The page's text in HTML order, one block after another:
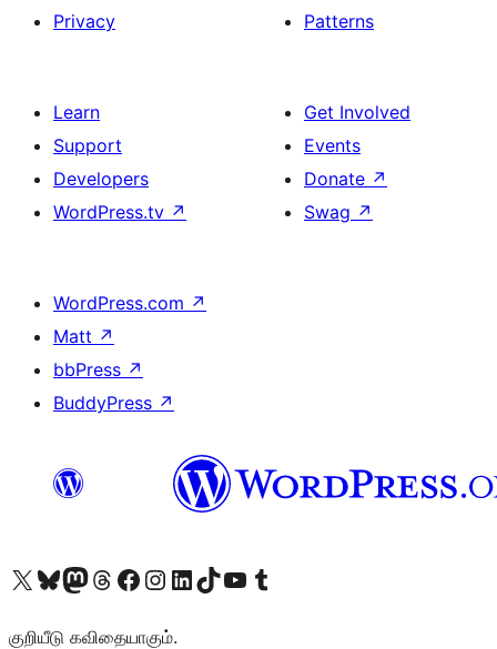
Privacy
Patterns
Learn
Support
Developers
WordPress.tv ↗
Get Involved
Events
Donate ↗
Swag ↗
WordPress.com ↗
Matt ↗
bbPress ↗
BuddyPress ↗
Visit our X (formerly Twitter) account
Visit our Bluesky account
Visit our Mastodon account
Visit our Threads account
Visit our Facebook page
Visit our Instagram account
Visit our LinkedIn account
Visit our TikTok account
Visit our YouTube channel
Visit our Tumblr account
குறியீடு கவிதையாகும்.